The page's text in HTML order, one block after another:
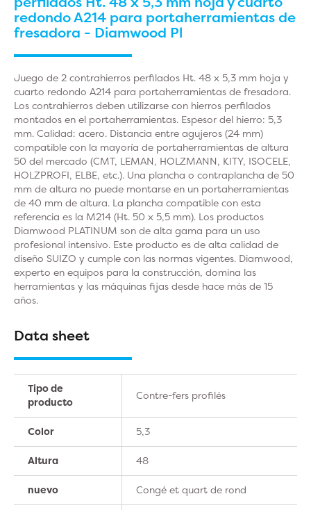
redondo A214 para portaherramientas de
fresadora - Diamwood Pl
Juego de 2 contrahierros perfilados Ht. 48 x 5,3 mm hoja y
cuarto redondo A214 para portaherramientas de fresadora.
Los contrahierros deben utilizarse con hierros perfilados
montados en el portaherramientas. Espesor del hierro: 5,3
mm. Calidad: acero. Distancia entre agujeros (24 mm)
compatible con la mayoría de portaherramientas de altura
50 del mercado (CMT, LEMAN, HOLZMANN, KITY, ISOCELE,
HOLZPROFI, ELBE, etc.). Una plancha o contraplancha de 50
mm de altura no puede montarse en un portaherramientas
de 40 mm de altura. La plancha compatible con esta
referencia es la M214 (Ht. 50 x 5,5 mm). Los productos
Diamwood PLATINUM son de alta gama para un uso
profesional intensivo. Este producto es de alta calidad de
diseño SUIZO y cumple con las normas vigentes. Diamwood,
experto en equipos para la construcción, domina las
herramientas y las máquinas fijas desde hace más de 15
años.
Data sheet
Tipo de
producto
Contre-fers profilés
Color 5,3
Altura 48
nuevo Congé et quart de rond